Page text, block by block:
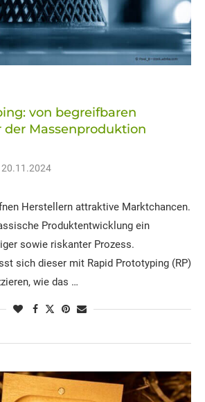
von begreifbaren
der Massenproduktion
20.11.2024
Herstellern attraktive Marktchancen.
Produktentwicklung ein
sowie riskanter Prozess.
sich dieser mit Rapid Prototyping (RP)
wie das …